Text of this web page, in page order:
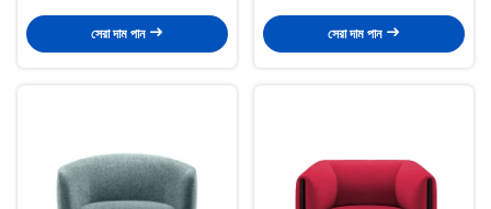
সেরা দাম পান
সেরা দাম পান